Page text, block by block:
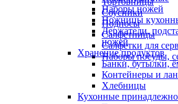
Соусники
Подносы
Салфетницы
Салфетки для
Наборы посуды,
Наборы ножей
Ножницы
Держатели,
ножей
Хранение продуктов
Банки, бутылки,
Контейнеры и
Хлебницы
Кухонные